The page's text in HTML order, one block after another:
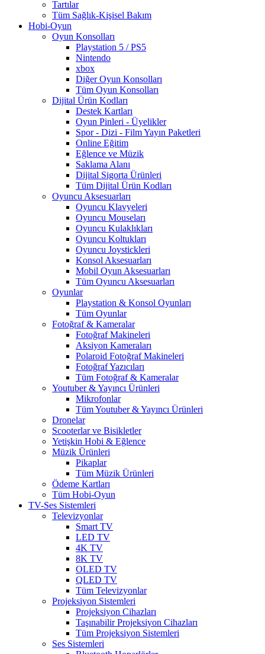
Tartılar
Tüm Sağlık-Kişisel Bakım
Hobi-Oyun
Oyun Konsolları
Playstation 5 / PS5
Nintendo
xbox
Diğer Oyun Konsolları
Tüm Oyun Konsolları
Dijital Ürün Kodları
Destek Kartları
Oyun Pinleri - Üyelikler
Spor - Dizi - Film Yayın Paketleri
Online Eğitim
Eğlence ve Müzik
Saklama Alanı
Dijital Sigorta Ürünleri
Tüm Dijital Ürün Kodları
Oyuncu Aksesuarları
Oyuncu Klavyeleri
Oyuncu Mouseları
Oyuncu Kulaklıkları
Oyuncu Koltukları
Oyuncu Joystickleri
Konsol Aksesuarları
Mobil Oyun Aksesuarları
Tüm Oyuncu Aksesuarları
Oyunlar
Playstation & Konsol Oyunları
Tüm Oyunlar
Fotoğraf & Kameralar
Fotoğraf Makineleri
Aksiyon Kameraları
Polaroid Fotoğraf Makineleri
Fotoğraf Yazıcıları
Tüm Fotoğraf & Kameralar
Youtuber & Yayıncı Ürünleri
Mikrofonlar
Tüm Youtuber & Yayıncı Ürünleri
Dronelar
Scooterlar ve Bisikletler
Yetişkin Hobi & Eğlence
Müzik Ürünleri
Pikaplar
Tüm Müzik Ürünleri
Ödeme Kartları
Tüm Hobi-Oyun
TV-Ses Sistemleri
Televizyonlar
Smart TV
LED TV
4K TV
8K TV
OLED TV
QLED TV
Tüm Televizyonlar
Projeksiyon Sistemleri
Projeksiyon Cihazları
Taşınabilir Projeksiyon Cihazları
Tüm Projeksiyon Sistemleri
Ses Sistemleri